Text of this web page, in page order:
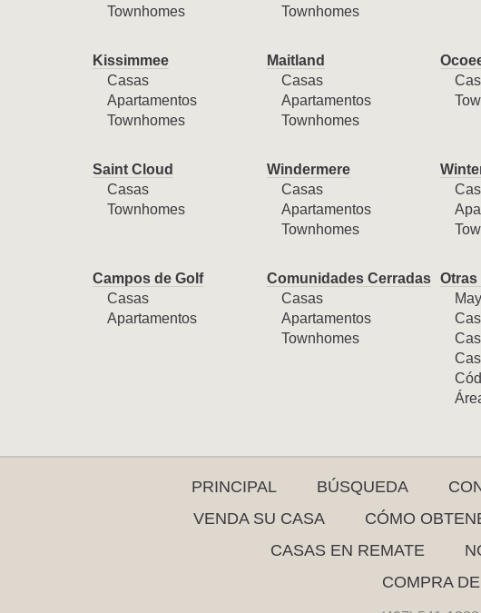
Townhomes
Townhomes
Kissimmee
Casas
Apartamentos
Townhomes
Maitland
Casas
Apartamentos
Townhomes
Saint Cloud
Casas
Townhomes
Windermere
Casas
Apartamentos
Townhomes
Campos de Golf
Casas
Apartamentos
Comunidades Cerradas
Casas
Apartamentos
Townhomes
PRINCIPAL BÚSQUEDA
VENDA SU CASA
CÓMO
CASAS EN REMATE
COMPRA